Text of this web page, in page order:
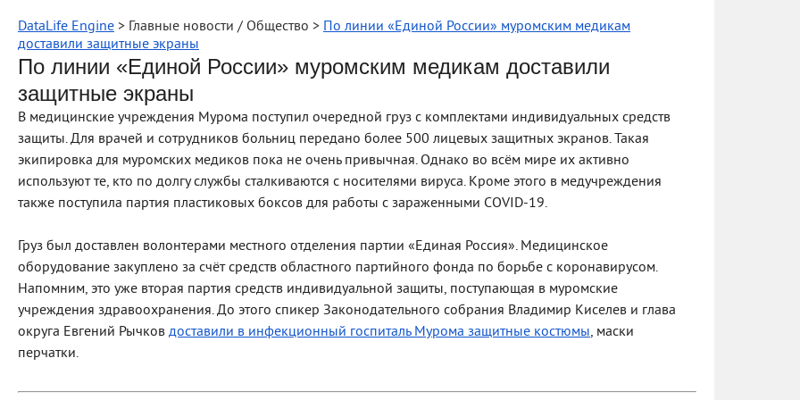
DataLife Engine > Главные новости / Общество > По линии «Единой России» муромским медикам
доставили защитные экраны
По линии «Единой России» муромским медикам доставили
защитные экраны
В медицинские учреждения Мурома поступил очередной груз с комплектами индивидуальных средств
защиты. Для врачей и сотрудников больниц передано более 500 лицевых защитных экранов. Такая
экипировка для муромских медиков пока не очень привычная. Однако во всём мире их активно
используют те, кто по долгу службы сталкиваются с носителями вируса. Кроме этого в медучреждения
также поступила партия пластиковых боксов для работы с зараженными COVID-19.
Груз был доставлен волонтерами местного отделения партии «Единая Россия». Медицинское
оборудование закуплено за счёт средств областного партийного фонда по борьбе с коронавирусом.
Напомним, это уже вторая партия средств индивидуальной защиты, поступающая в муромские
учреждения здравоохранения. До этого спикер Законодательного собрания Владимир Киселев и глава
округа Евгений Рычков доставили в инфекционный госпиталь Мурома защитные костюмы, маски
перчатки.